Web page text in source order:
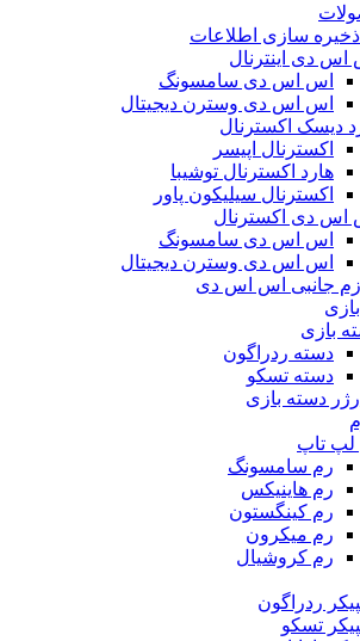
سازی اطلاعات
اس دی اینترنال
اس اس دی سامسونگ
اس اس دی وسترن دیجیتال
دیسک اکسترنال
اکسترنال اپیسر
هارد اکسترنال توشیبا
اکسترنال سیلیکون پاور
اس دی اکسترنال
اس اس دی سامسونگ
اس اس دی وسترن دیجیتال
جانبی اس اس دی
بازی
دسته ردراگون
دسته تسکو
دسته بازی
لپ تاپ
رم سامسونگ
رم هاینیکس
رم کینگستون
رم میکرون
رم کروشیال
ردراگون
تسکو